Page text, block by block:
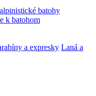
batohy
k batohom
a expresky Laná a